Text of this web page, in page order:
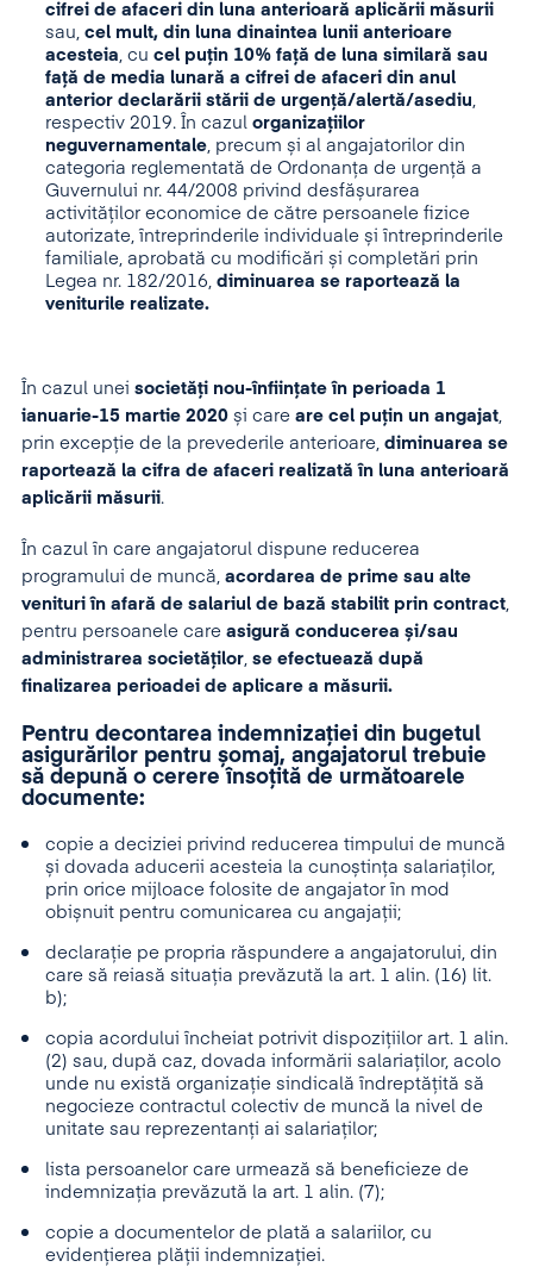
cifrei de afaceri din luna anterioară aplicării măsurii
sau, cel mult, din luna dinaintea lunii anterioare
acesteia, cu cel puțin 10% față de luna similară sau
față de media lunară a cifrei de afaceri din anul
anterior declarării stării de urgență/alertă/asediu,
respectiv 2019. În cazul organizațiilor
neguvernamentale, precum și al angajatorilor din
categoria reglementată de Ordonanța de urgență a
Guvernului nr. 44/2008 privind desfășurarea
activităților economice de către persoanele fizice
autorizate, întreprinderile individuale și întreprinderile
familiale, aprobată cu modificări și completări prin
Legea nr. 182/2016, diminuarea se raportează la
veniturile realizate.
În cazul unei societăți nou-înființate în perioada 1
ianuarie-15 martie 2020 și care are cel puțin un angajat,
prin excepție de la prevederile anterioare, diminuarea se
raportează la cifra de afaceri realizată în luna anterioară
aplicării măsurii.
În cazul în care angajatorul dispune reducerea
programului de muncă, acordarea de prime sau alte
venituri în afară de salariul de bază stabilit prin contract,
pentru persoanele care asigură conducerea și/sau
administrarea societăților, se efectuează după
finalizarea perioadei de aplicare a măsurii.
Pentru decontarea indemnizației din bugetul
asigurărilor pentru șomaj, angajatorul trebuie
să depună o cerere însoțită de următoarele
documente:
copie a deciziei privind reducerea timpului de muncă
și dovada aducerii acesteia la cunoștința salariaților,
prin orice mijloace folosite de angajator în mod
obișnuit pentru comunicarea cu angajații;
declarație pe propria răspundere a angajatorului, din
care să reiasă situația prevăzută la art. 1 alin. (16) lit.
b);
copia acordului încheiat potrivit dispozițiilor art. 1 alin.
(2) sau, după caz, dovada informării salariaților, acolo
unde nu există organizație sindicală îndreptățită să
negocieze contractul colectiv de muncă la nivel de
unitate sau reprezentanți ai salariaților;
lista persoanelor care urmează să beneficieze de
indemnizația prevăzută la art. 1 alin. (7);
copie a documentelor de plată a salariilor, cu
evidențierea plății indemnizației.